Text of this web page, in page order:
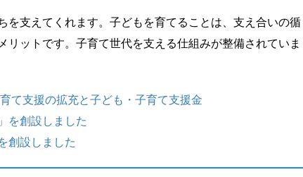
支えてくれます。子どもを育てることは、支え合いの循
ットです。子育て世代を支える仕組みが整備されていま
て支援の拡充と子ども・子育て支援金
を創設しました
創設しました